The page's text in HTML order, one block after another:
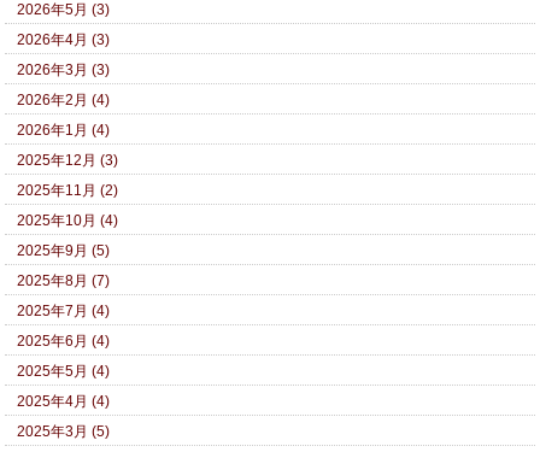
2026年5月 (3)
2026年4月 (3)
2026年3月 (3)
2026年2月 (4)
2026年1月 (4)
2025年12月 (3)
2025年11月 (2)
2025年10月 (4)
2025年9月 (5)
2025年8月 (7)
2025年7月 (4)
2025年6月 (4)
2025年5月 (4)
2025年4月 (4)
2025年3月 (5)